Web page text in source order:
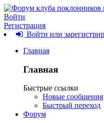
Войти
Регистрация
Войти или
Главная
Главная
Быстрые ссылки
Новые сообщения
Быстрый переход
Форум